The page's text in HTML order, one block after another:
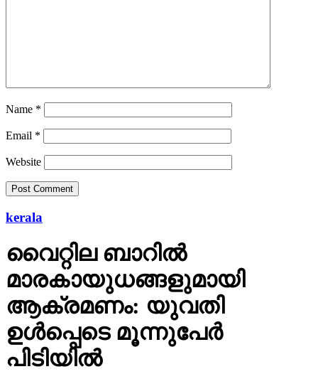
Name *
Email *
Website
kerala
വൈറ്റില ബാറില്‍
മാരകായുധങ്ങളുമായി
ആക്രമണം: യുവതി
ഉള്‍പ്പെടെ മൂന്നുപേര്‍
പിടിയില്‍